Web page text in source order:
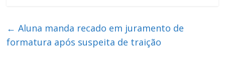
← Aluna manda recado em juramento de
formatura após suspeita de traição